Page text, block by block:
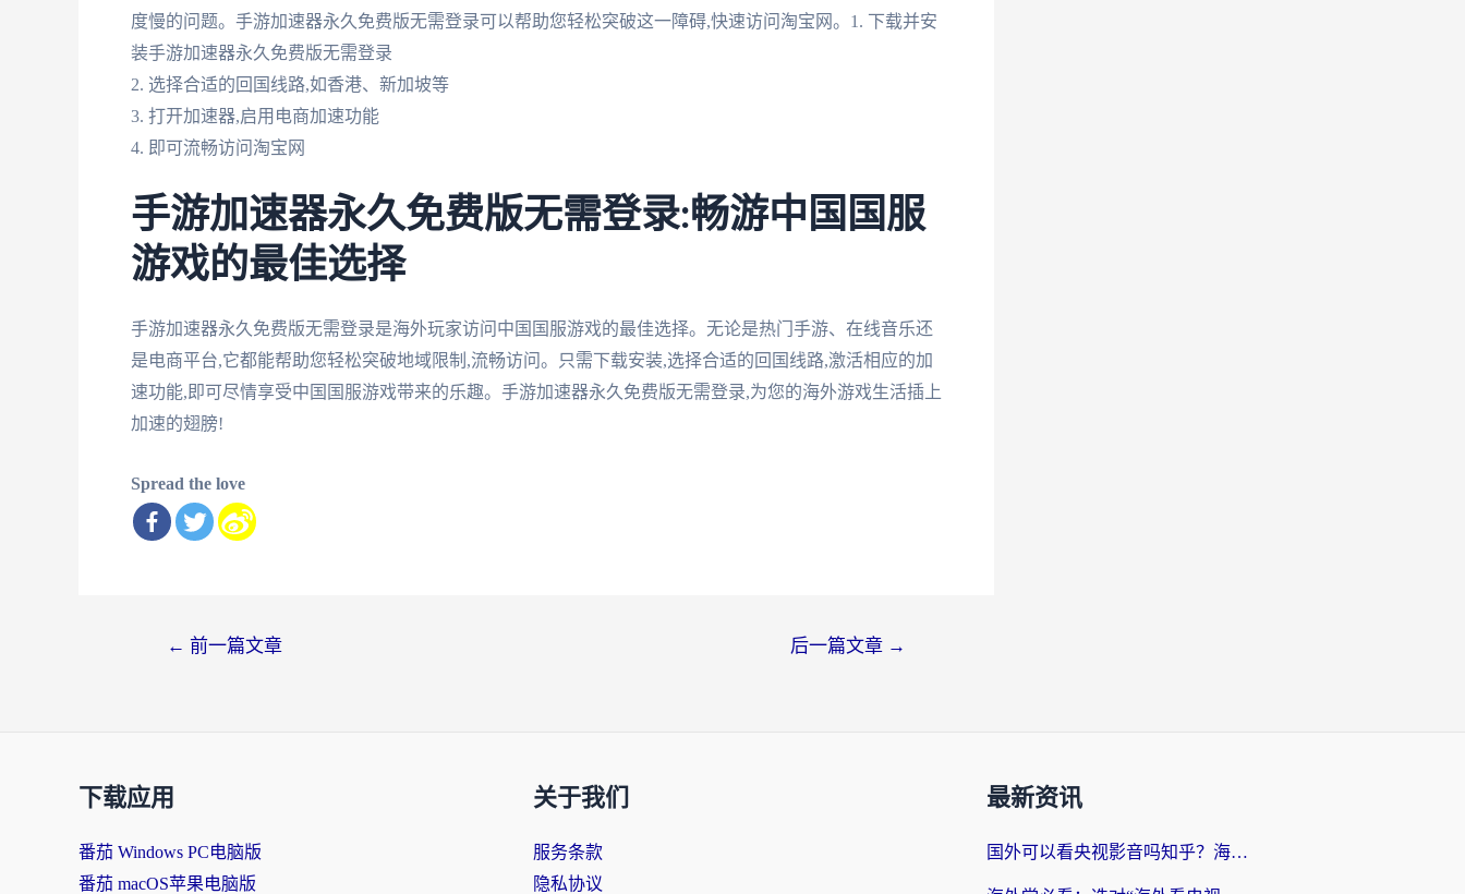
度慢的问题。手游加速器永久免费版无需登录可以帮助您轻松突破这一障碍,快速访问淘宝网。1. 下载并安
装手游加速器永久免费版无需登录
2. 选择合适的回国线路,如香港、新加坡等
3. 打开加速器,启用电商加速功能
4. 即可流畅访问淘宝网
手游加速器永久免费版无需登录:畅游中国国服
游戏的最佳选择
手游加速器永久免费版无需登录是海外玩家访问中国国服游戏的最佳选择。无论是热门手游、在线音乐还
是电商平台,它都能帮助您轻松突破地域限制,流畅访问。只需下载安装,选择合适的回国线路,激活相应的加
速功能,即可尽情享受中国国服游戏带来的乐趣。手游加速器永久免费版无需登录,为您的海外游戏生活插上
加速的翅膀!
Spread the love
← 前一篇文章 后一篇文章 →
下载应用
番茄 Windows PC电脑版
番茄 macOS苹果电脑版
关于我们
服务条款
隐私协议
最新资讯
国外可以看央视影音吗知乎？海外党亲测有效的回国加速方案